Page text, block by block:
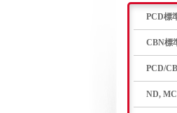
PCD標
CBN標
PCD/
ND,